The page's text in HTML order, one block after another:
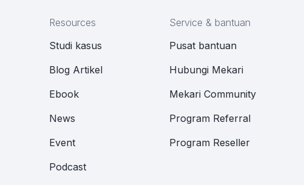
Resources
Studi kasus
Blog Artikel
Ebook
News
Event
Podcast
Service & bantuan
Pusat bantuan
Hubungi Mekari
Mekari Community
Program Referral
Program Reseller